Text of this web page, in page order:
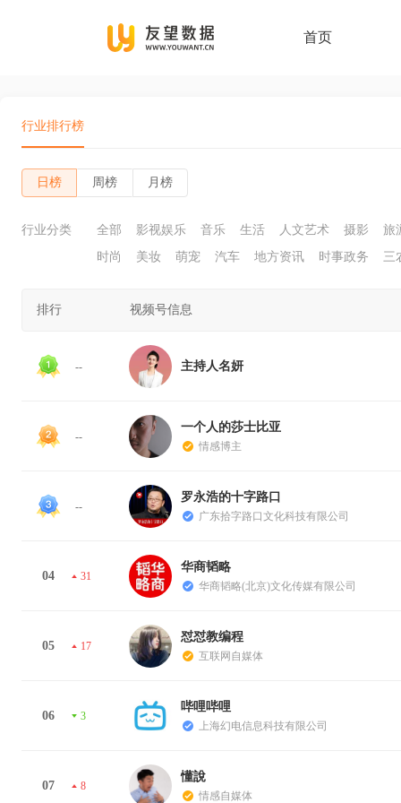
首页
行业排行榜
日榜 周榜 月榜
行业分类 全部 影视娱乐 音乐 生活 人文艺术 摄影
旅
时尚
美妆 萌宠 汽车 地方资讯 时事政务 三
排行 视频号信息
-- 主持人名妍
--
一个人的莎士比亚
情感博主
--
罗永浩的十字路口
广东拾字路口文化科技有限公司
04 31
华商韬略
华商韬略(北京)文化传媒有限公司
05 17
怼怼教编程
互联网自媒体
06 3
哔哩哔哩
上海幻电信息科技有限公司
07 8
懂說
情感自媒体